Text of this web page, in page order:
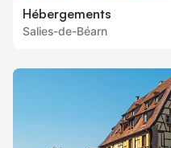
Hébergements
Salies-de-Béarn